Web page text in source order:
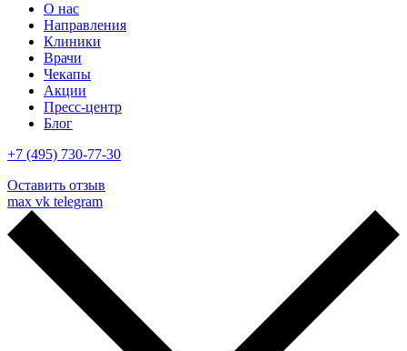
О нас
Направления
Клиники
Врачи
Чекапы
Акции
Пресс-центр
Блог
+7 (495) 730-77-30
Оставить отзыв
max vk telegram